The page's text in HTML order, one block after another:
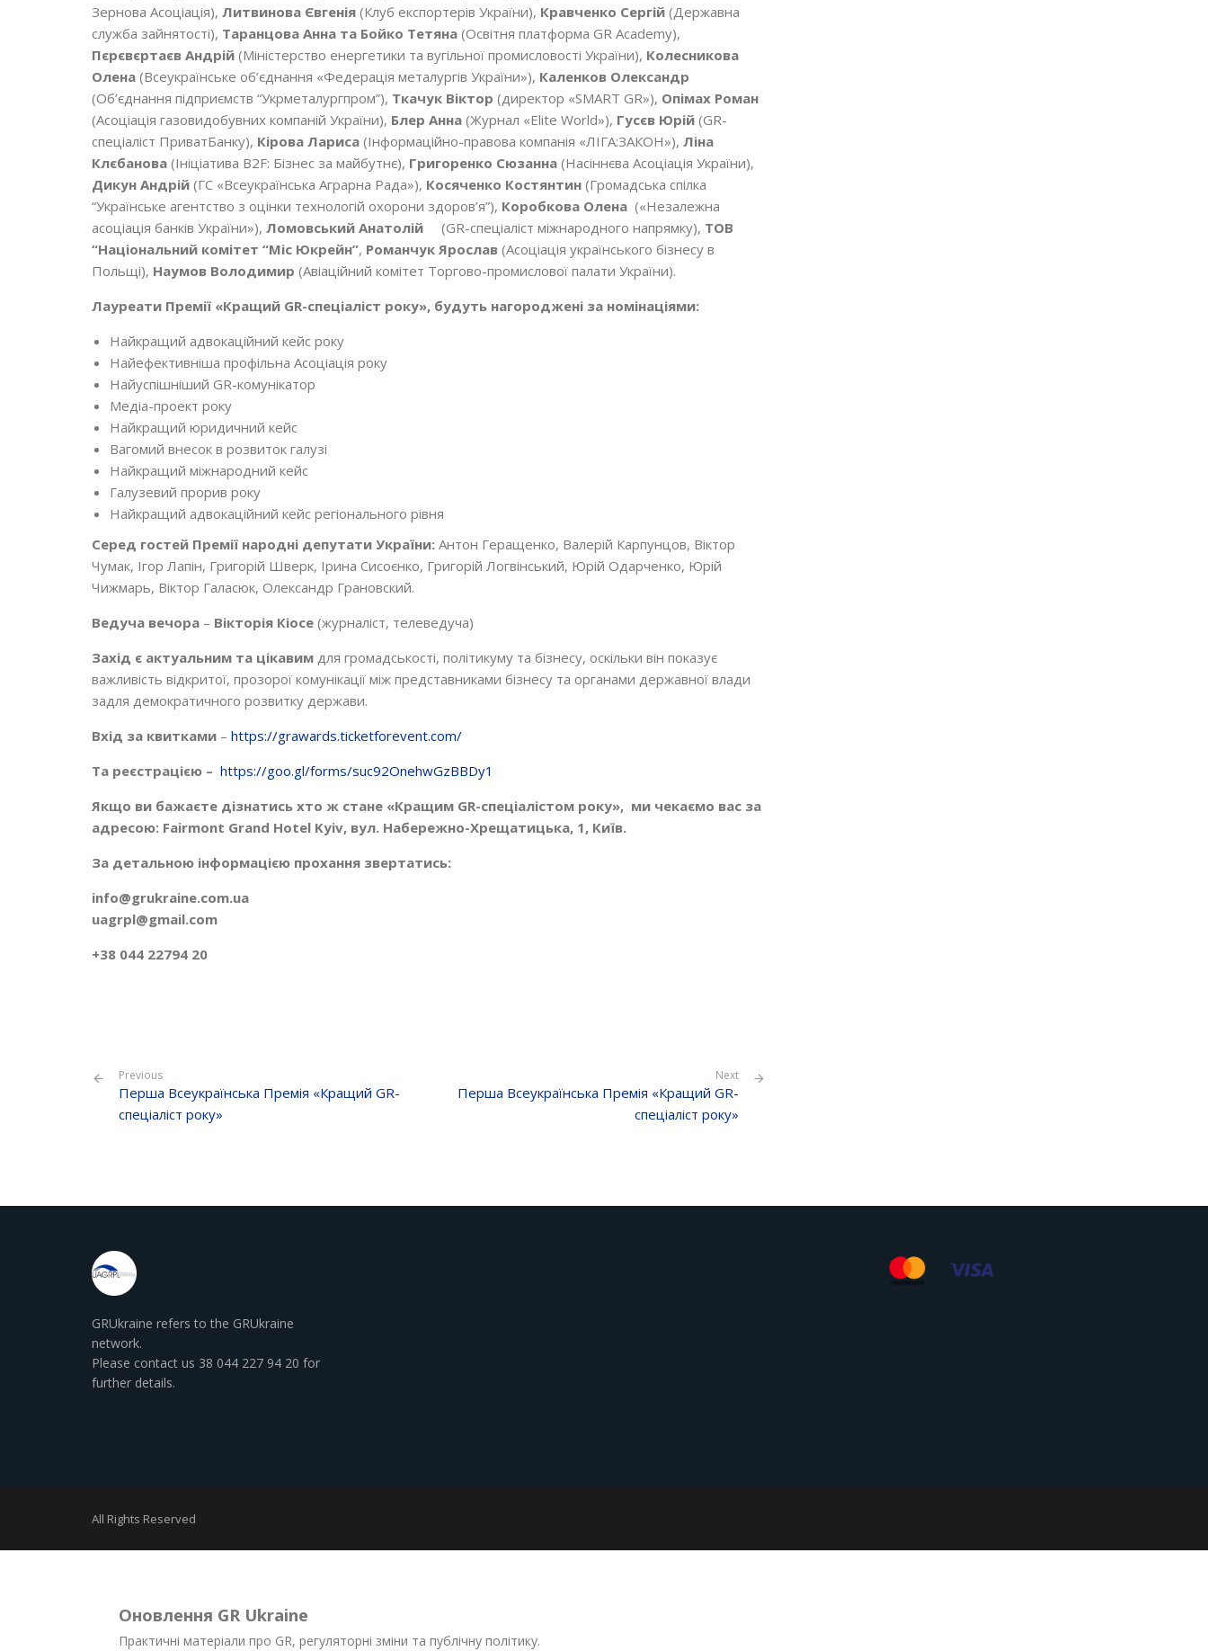
Зернова Асоціація), Литвинова Євгенія (Клуб експортерів України), Кравченко Сергій (Державна
служба зайнятості), Таранцова Анна та Бойко Тетяна (Освітня платформа GR Academy),
Пєрєвєртаєв Андрій (Міністерство енергетики та вугільної промисловості України), Колесникова
Олена (Всеукраїнське об’єднання «Федерація металургів України»), Каленков Олександр
(Об’єднання підприємств “Укрметалургпром”), Ткачук Віктор (директор «SMART GR»), Опімах Роман
(Асоціація газовидобувних компаній України), Блер Анна (Журнал «Elite World»), Гусєв Юрій (GR-
спеціаліст ПриватБанку), Кірова Лариса (Інформаційно-правова компанія «ЛІГА:ЗАКОН»), Ліна
Клєбанова (Ініціатива B2F: Бізнес за майбутнє), Григоренко Сюзанна (Насіннєва Асоціація України),
Дикун Андрій (ГС «Всеукраїнська Аграрна Рада»), Косяченко Костянтин (Громадська спілка
“Українське агентство з оцінки технологій охорони здоров’я”), Коробкова Олена («Незалежна
асоціація банків України»), Ломовський Анатолій (GR-спеціаліст міжнародного напрямку), ТОВ
“Національний комітет “Міс Юкрейн”, Романчук Ярослав (Асоціація українського бізнесу в
Польщі), Наумов Володимир (Авіаційний комітет Торгово-промислової палати України).
Лауреати Премії «Кращий GR-спеціаліст року», будуть нагороджені за номінаціями:
Найкращий адвокаційний кейс року
Найефективніша профільна Асоціація року
Найуспішніший GR-комунікатор
Медіа-проект року
Найкращий юридичний кейс
Вагомий внесок в розвиток галузі
Найкращий міжнародний кейс
Галузевий прорив року
Найкращий адвокаційний кейс регіонального рівня
Серед гостей Премії народні депутати України: Антон Геращенко, Валерій Карпунцов, Віктор
Чумак, Ігор Лапін, Григорій Шверк, Ірина Сисоєнко, Григорій Логвінський, Юрій Одарченко, Юрій
Чижмарь, Віктор Галасюк, Олександр Грановский.
Ведуча вечора – Вікторія Кіосе (журналіст, телеведуча)
Захід є актуальним та цікавим для громадськості, політикуму та бізнесу, оскільки він показує
важливість відкритої, прозорої комунікації між представниками бізнесу та органами державної влади
задля демократичного розвитку держави.
Вхід за квитками – https://grawards.ticketforevent.com/
Та реєстрацією – https://goo.gl/forms/suc92OnehwGzBBDy1
Якщо ви бажаєте дізнатись хто ж стане «Кращим GR-спеціалістом року», ми чекаємо вас за
адресою: Fairmont Grand Hotel Kyiv, вул. Набережно-Хрещатицька, 1, Київ.
За детальною інформацією прохання звертатись:
info@grukraine.com.ua
uagrpl@gmail.com
+38 044 22794 20
Previous
Перша Всеукраїнська Премія «Кращий GR-
спеціаліст року»
Next
Перша Всеукраїнська Премія «Кращий GR-
спеціаліст року»
GRUkraine refers to the GRUkraine
network.
Please contact us 38 044 227 94 20 for
further details.
All Rights Reserved